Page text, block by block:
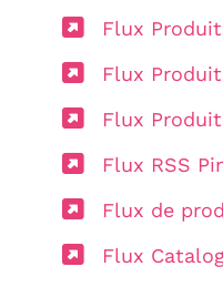
Flux
Flux
Flux
Flux RSS
Flux de
Flux